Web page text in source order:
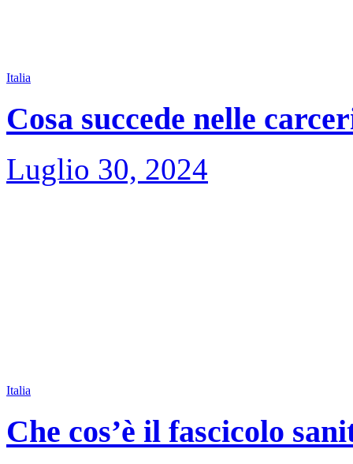
Italia
Cosa succede nelle
Luglio 30, 2024
Italia
Che cos’è il fascicolo